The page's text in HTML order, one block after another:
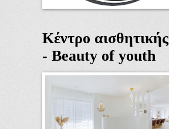
Κέντρο αισθητικής
- Beauty of youth